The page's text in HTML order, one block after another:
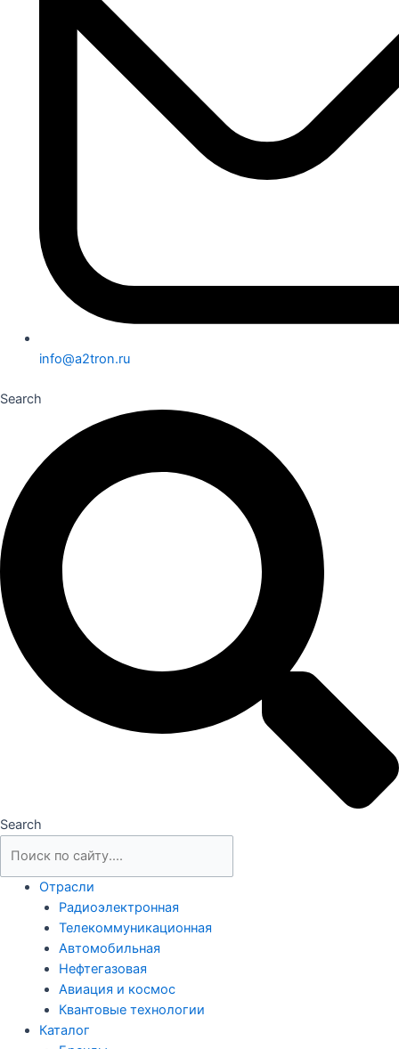
info@a2tron.ru
Search
Search
Отрасли
Радиоэлектронная
Телекоммуникационная
Автомобильная
Нефтегазовая
Авиация и космос
Квантовые технологии
Каталог